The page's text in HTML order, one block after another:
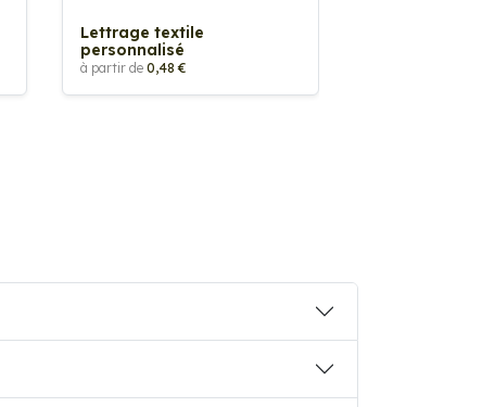
Lettrage textile
personnalisé
à partir de 0,48 €